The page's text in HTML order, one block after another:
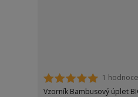
1
Vzorník Bambusový úplet